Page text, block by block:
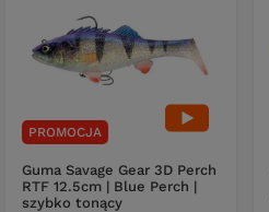
PROMOCJA
Guma Savage Gear 3D Perch
RTF 12.5cm | Blue Perch |
szybko tonący